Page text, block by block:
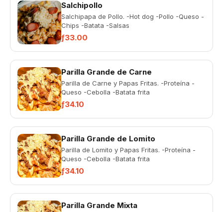
Salchipollo
Salchipapa de Pollo. -Hot dog -Pollo -Queso -
Chips -Batata -Salsas
ƒ33.00
Parilla Grande de Carne
Parilla de Carne y Papas Fritas. -Proteína -
Queso -Cebolla -Batata frita
ƒ34.10
Parilla Grande de Lomito
Parilla de Lomito y Papas Fritas. -Proteína -
Queso -Cebolla -Batata frita
ƒ34.10
Parilla Grande Mixta